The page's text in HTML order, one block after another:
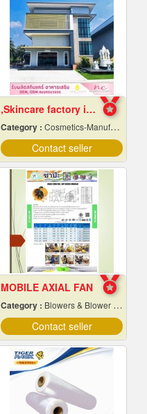
,Skincare factory in Nakhon Pathom
Category : Cosmetics-Manufacturers Service
Contact seller
MOBILE AXIAL FAN
Category : Blowers & Blower Systems
Contact seller